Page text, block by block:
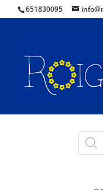
651830095
de